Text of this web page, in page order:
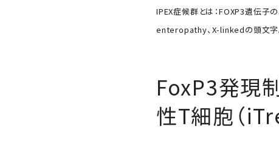
IPEX症候群とは：FOXP3遺伝
enteropathy、X-linkedの頭文字
FoxP3発現
性T細胞（